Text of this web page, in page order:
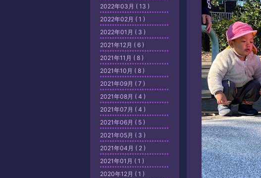
2022年03月 ( 13 )
2022年02月 ( 1 )
2022年01月 ( 3 )
2021年12月 ( 6 )
2021年11月 ( 8 )
2021年10月 ( 8 )
2021年09月 ( 7 )
2021年08月 ( 4 )
2021年07月 ( 4 )
2021年06月 ( 5 )
2021年05月 ( 3 )
2021年04月 ( 2 )
2021年01月 ( 1 )
2020年12月 ( 1 )